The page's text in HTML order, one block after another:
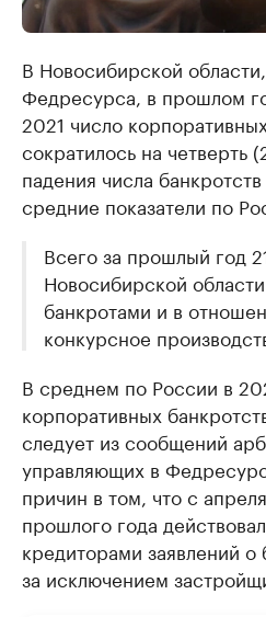
В Новосибирской
Федресурса, в прошлом
2021 число
сократилось на четверть
падения числа
средние показатели по
Всего за прошлый год
Новосибирской
банкротами и в
конкурсное
В среднем по России в
корпоративных
следует из сообщений
управляющих в
причин в том, что с
прошлого года
кредиторами заявлений о
за исключением